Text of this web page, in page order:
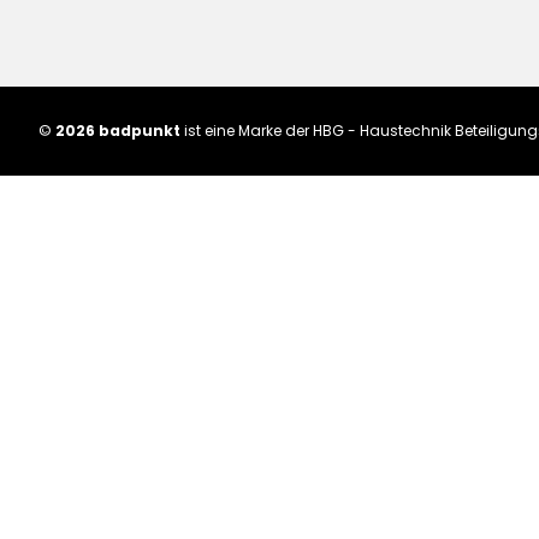
© 2026 badpunkt ist eine Marke der HBG - Haustechnik